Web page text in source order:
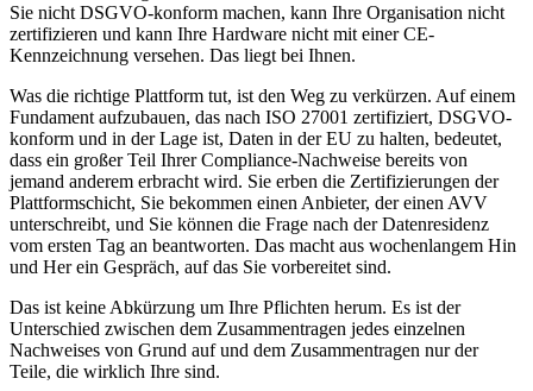
Sie nicht DSGVO-konform machen, kann Ihre Organisation nicht
zertifizieren und kann Ihre Hardware nicht mit einer CE-
Kennzeichnung versehen. Das liegt bei Ihnen.
Was die richtige Plattform tut, ist den Weg zu verkürzen. Auf einem
Fundament aufzubauen, das nach ISO 27001 zertifiziert, DSGVO-
konform und in der Lage ist, Daten in der EU zu halten, bedeutet,
dass ein großer Teil Ihrer Compliance-Nachweise bereits von
jemand anderem erbracht wird. Sie erben die Zertifizierungen der
Plattformschicht, Sie bekommen einen Anbieter, der einen AVV
unterschreibt, und Sie können die Frage nach der Datenresidenz
vom ersten Tag an beantworten. Das macht aus wochenlangem Hin
und Her ein Gespräch, auf das Sie vorbereitet sind.
Das ist keine Abkürzung um Ihre Pflichten herum. Es ist der
Unterschied zwischen dem Zusammentragen jedes einzelnen
Nachweises von Grund auf und dem Zusammentragen nur der
Teile, die wirklich Ihre sind.